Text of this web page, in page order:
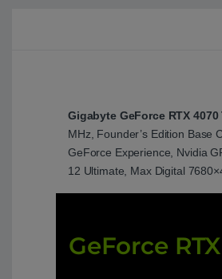
Gigabyte GeForce RTX 4070
MHz, Founder’s Edition Base
GeForce Experience, Nvidia
12 Ultimate, Max Digital
GeForce